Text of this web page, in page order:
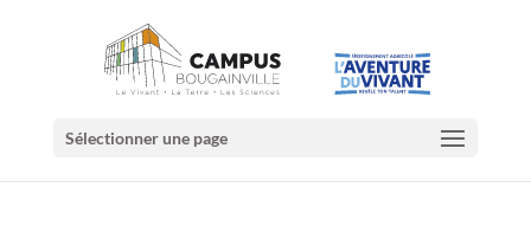
Sélectionner une page